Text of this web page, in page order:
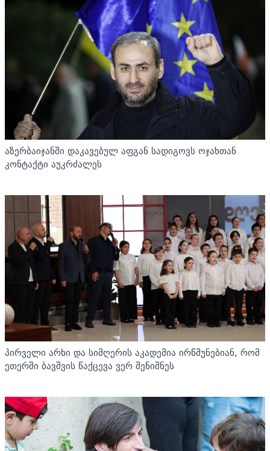
აზერბაიჯანში დაკავებულ აფგან სადიგოვს ოჯახთან
კონტაქტი აუკრძალეს
პირველი არხი და სიმღერის აკადემია ირწმუნებიან, რომ
ეთერში ბავშვის წაქცევა ვერ შენიშნეს